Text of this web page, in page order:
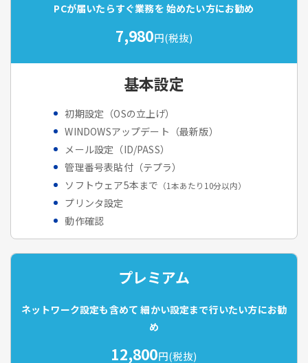
PCが届いたらすぐ業務を 始めたい方にお勧め
7,980円(税抜)
基本設定
初期設定（OSの立上げ）
WINDOWSアップデート（最新版）
メール設定（ID/PASS）
管理番号表貼付（テプラ）
ソフトウェア5本まで （1本あたり10分以内）
プリンタ設定
動作確認
プレミアム
ネットワーク設定も含めて 細かい設定まで行いたい方にお勧
め
12,800円(税抜)